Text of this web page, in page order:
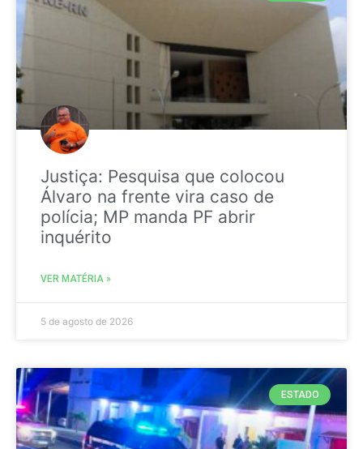
Justiça: Pesquisa que colocou
Álvaro na frente vira caso de
polícia; MP manda PF abrir
inquérito
VER MATÉRIA »
5 de agosto de 2026
ESTADO